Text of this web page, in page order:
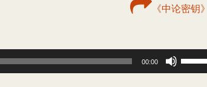
《中论密钥
00:00
使